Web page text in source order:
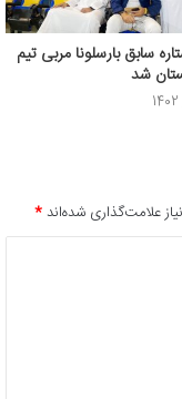
سابق بارسلونا مربی تیم
شد
علامت‌گذاری شده‌اند*